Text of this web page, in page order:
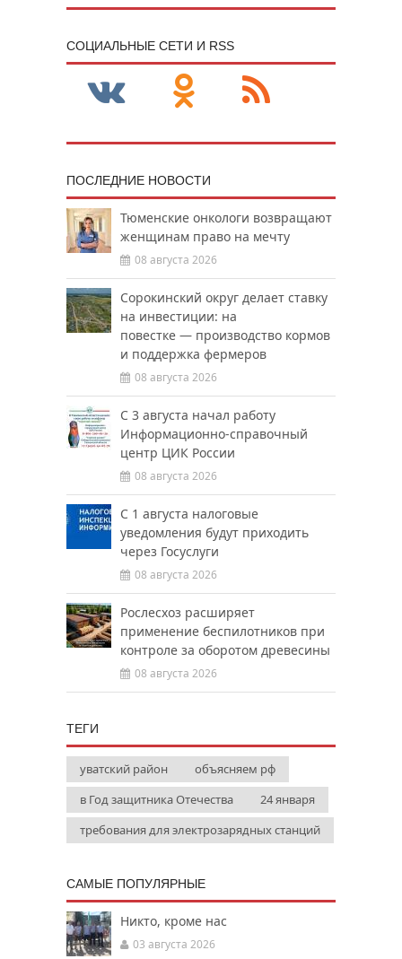
CОЦИАЛЬНЫЕ СЕТИ И RSS
ПОСЛЕДНИЕ НОВОСТИ
Тюменские онкологи возвращают
женщинам право на мечту
08 августа 2026
Сорокинский округ делает ставку
на инвестиции: на
повестке — производство кормов
и поддержка фермеров
08 августа 2026
С 3 августа начал работу
Информационно-справочный
центр ЦИК России
08 августа 2026
С 1 августа налоговые
уведомления будут приходить
через Госуслуги
08 августа 2026
Рослесхоз расширяет
применение беспилотников при
контроле за оборотом древесины
08 августа 2026
ТЕГИ
уватский район
объясняем рф
в Год защитника Отечества
24 января
требования для электрозарядных станций
САМЫЕ ПОПУЛЯРНЫЕ
Никто, кроме нас
03 августа 2026